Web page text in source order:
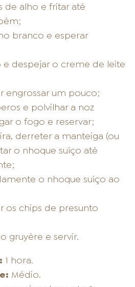
de alho e fritar até
branco e esperar
e despejar o creme de leite
engrossar um pouco;
e polvilhar a noz
o fogo e reservar;
derreter a manteiga (ou
o nhoque suíço até
o nhoque suíço ao
os chips de presunto
gruyère e servir.
1 hora.
Médio.